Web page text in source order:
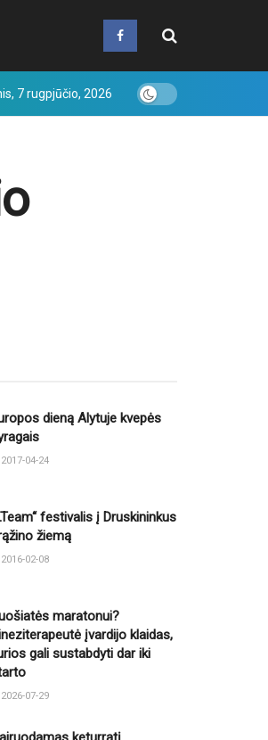
7 rugpjūčio, 2026
dieną Alytuje kvepės
04-24
festivalis į Druskininkus
žiemą
02-08
maratonui?
įvardijo klaidas,
gali sustabdyti dar iki
07-29